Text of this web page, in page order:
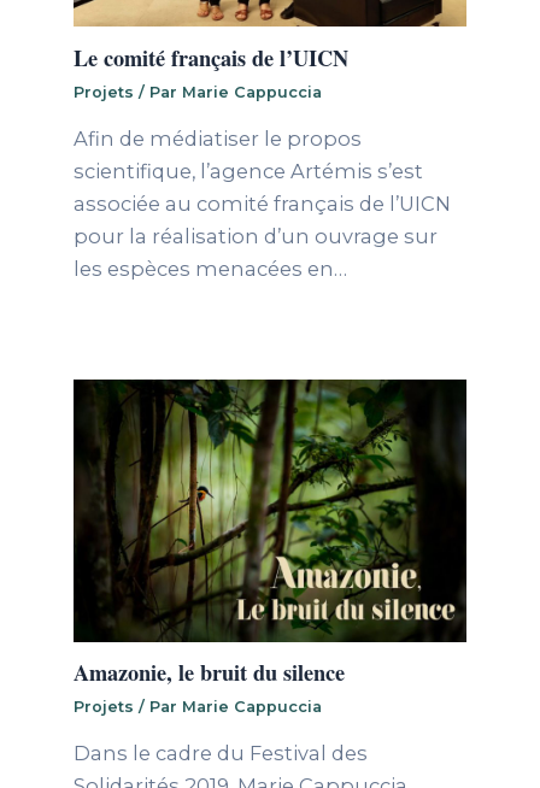
Le comité français de l’UICN
Projets / Par Marie Cappuccia
Afin de médiatiser le propos
scientifique, l’agence Artémis s’est
associée au comité français de l’UICN
pour la réalisation d’un ouvrage sur
les espèces menacées en…
Amazonie, le bruit du silence
Projets / Par Marie Cappuccia
Dans le cadre du Festival des